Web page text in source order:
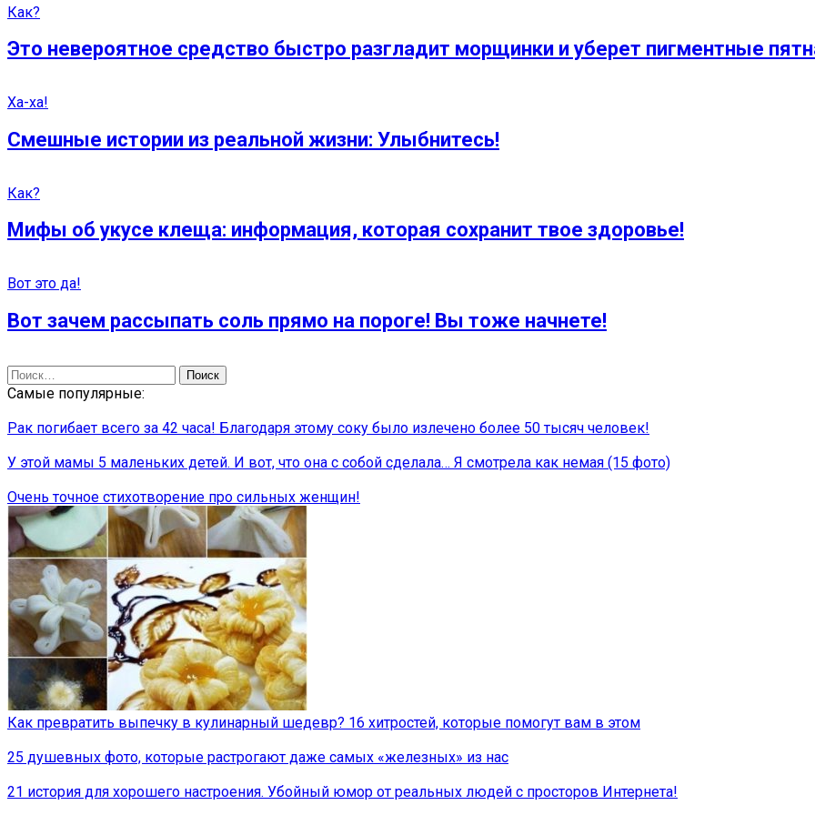
Как?
Это невероятное средство быстро разгладит морщинки и уберет пигментные
Ха-ха!
Смешные истории из реальной жизни: Улыбнитесь!
Как?
Мифы об укусе клеща: информация, которая сохранит твое здоровье!
Вот это да!
Вот зачем рассыпать соль прямо на пороге! Вы тоже начнете!
Найти:
Самые популярные:
Рак погибает всего за 42 часа! Благодаря этому соку было излечено более 50 тысяч человек!
У этой мамы 5 маленьких детей. И вот, что она с собой сделала… Я смотрела как немая (15 фото)
Очень точное стихотворение про сильных женщин!
Как превратить выпечку в кулинарный шедевр? 16 хитростей, которые помогут вам в этом
25 душевных фото, которые растрогают даже самых «железных» из нас
21 история для хорошего настроения. Убойный юмор от реальных людей с просторов Интернета!